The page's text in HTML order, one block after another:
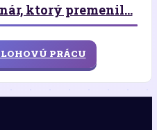
ktorý premenil...
PRÁCU